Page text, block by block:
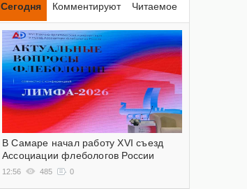
Сегодня Комментируют Читаемое
В Самаре начал работу XVI съезд
Ассоциации флебологов России
12:56 485 0